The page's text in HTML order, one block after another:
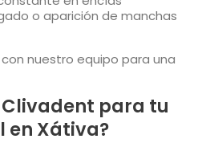
o aparición de manchas
nuestro equipo para una
Clivadent para tu
en Xátiva?